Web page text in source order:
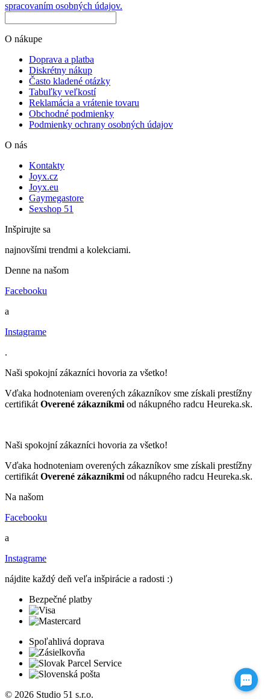
spracovaním osobných údajov.
O nákupe
Doprava a platba
Diskrétny nákup
Často kladené otázky
Tabuľky veľkostí
Reklamácia a vrátenie tovaru
Obchodné podmienky
Podmienky ochrany osobných údajov
O nás
Kontakty
Joyx.cz
Joyx.eu
Gaymegastore
Sexshop 51
Inšpirujte sa
najnovšími trendmi a kolekciami.
Denne na našom
Facebooku
a
Instagrame
.
Naši spokojní zákazníci hovoria za všetko!
Vďaka hodnoteniam overených zákazníkov sme získali prestížny
certifikát Overené zákazníkmi od nákupného radcu Heureka.sk.
Naši spokojní zákazníci hovoria za všetko!
Vďaka hodnoteniam overených zákazníkov sme získali prestížny
certifikát Overené zákazníkmi od nákupného radcu Heureka.sk.
Na našom
Facebooku
a
Instagrame
nájdite každý deň veľa inšpirácie a radosti :)
Bezpečné platby
Spoľahlivá doprava
© 2026 Studio 51 s.r.o.